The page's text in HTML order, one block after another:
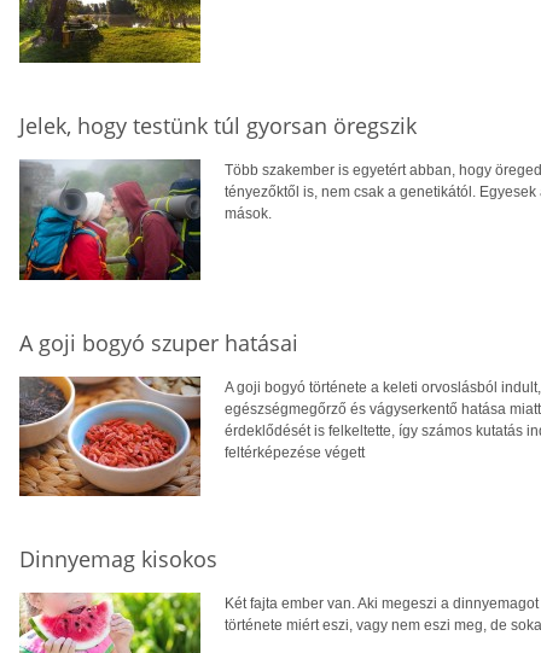
Jelek, hogy testünk túl gyorsan öregszik
Több szakember is egyetért abban, hogy
tényezőktől is, nem csak a genetikától.
mások.
A goji bogyó szuper hatásai
A goji bogyó története a keleti orvoslásból
egészségmegőrző és vágyserkentő hatása
érdeklődését is felkeltette, így számos kutatás
feltérképezése végett
Dinnyemag kisokos
Két fajta ember van. Aki megeszi a
története miért eszi, vagy nem eszi meg, de